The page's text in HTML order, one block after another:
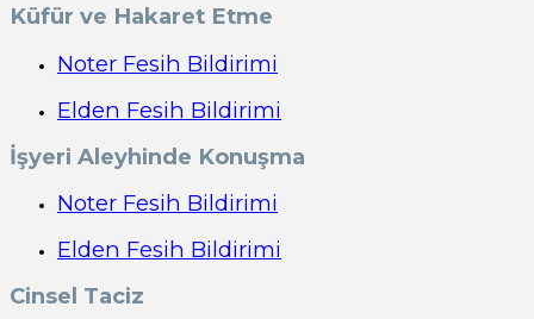
Küfür ve Hakaret Etme
Noter Fesih Bildirimi
Elden Fesih Bildirimi
İşyeri Aleyhinde Konuşma
Noter Fesih Bildirimi
Elden Fesih Bildirimi
Cinsel Taciz